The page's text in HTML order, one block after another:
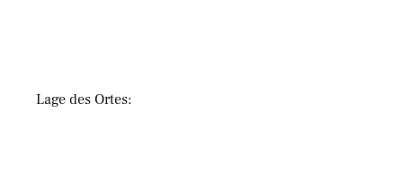
Lage des Ortes: